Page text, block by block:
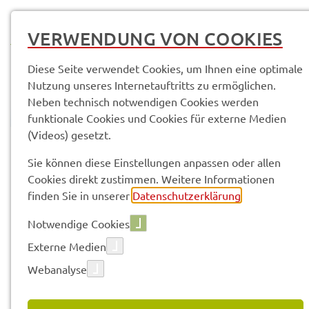
SG 12.1 - Kreis­ent­wick­lung, Regio­nal­ma­nage­ment
Neuig­kei­ten
VERWENDUNG VON COOKIES
Diese Seite verwendet Cookies, um Ihnen eine optimale
Nutzung unseres Internetauftritts zu ermöglichen.
Neben technisch notwendigen Cookies werden
funktionale Cookies und Cookies für externe Medien
(Videos) gesetzt.
Sie können diese Einstellungen anpassen oder allen
Cookies direkt zustimmen. Weitere Informationen
finden Sie in unserer Datenschutzerklärung
Notwendige Cookies
Externe Medien
Webanalyse